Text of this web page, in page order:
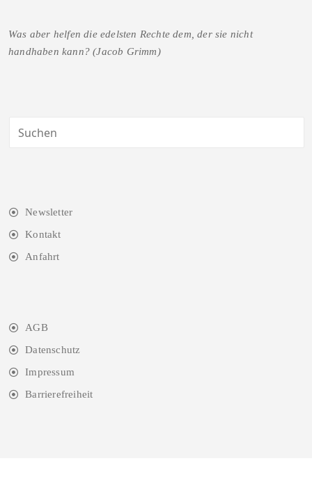
Was aber helfen die edelsten Rechte dem, der sie nicht
handhaben kann? (Jacob Grimm)
Newsletter
Kontakt
Anfahrt
AGB
Datenschutz
Impressum
Barrierefreiheit